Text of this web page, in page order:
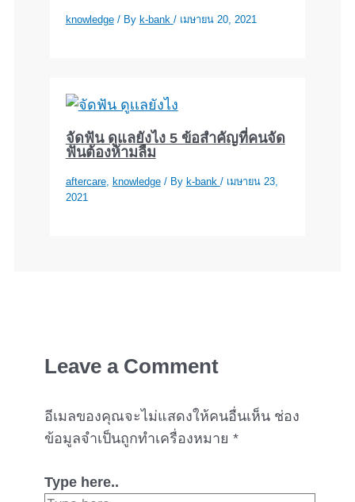
knowledge/ By k-bank / เมษายน 20, 2021
จัดฟัน ดูแลยังไง 5 ข้อสำคัญที่คนจัด
ฟันต้องห้ามลืม
aftercare, knowledge/ By k-bank / เมษายน 23,
2021
Leave a Comment
อีเมลของคุณจะไม่แสดงให้คนอื่นเห็น ช่อง
ข้อมูลจำเป็นถูกทำเครื่องหมาย*
Type here..